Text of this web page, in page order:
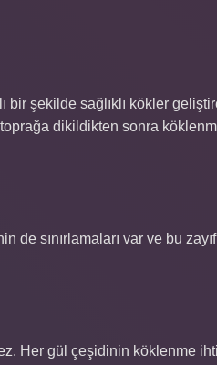
bir şekilde sağlıklı kökler
dikildikten sonra
de sınırlamaları var ve bu
Her gül çeşidinin köklenme